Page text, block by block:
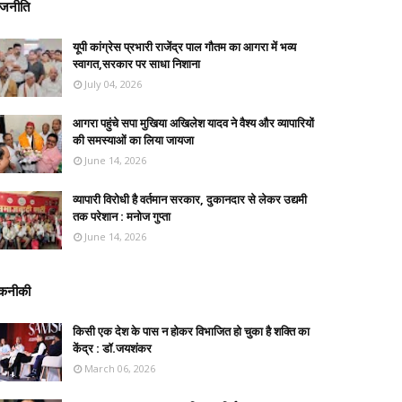
यूपी कांग्रेस प्रभारी राजेंद्र पाल गौतम का आगरा में भव्य
स्वागत,सरकार पर साधा निशाना
July 04, 2026
आगरा पहुंचे सपा मुखिया अखिलेश यादव ने वैश्य और व्यापारियों
की समस्याओं का लिया जायजा
June 14, 2026
व्यापारी विरोधी है वर्तमान सरकार, दुकानदार से लेकर उद्यमी
तक परेशान : मनोज गुप्ता
June 14, 2026
किसी एक देश के पास न होकर विभाजित हो चुका है शक्ति का
केंद्र : डॉ.जयशंकर
March 06, 2026